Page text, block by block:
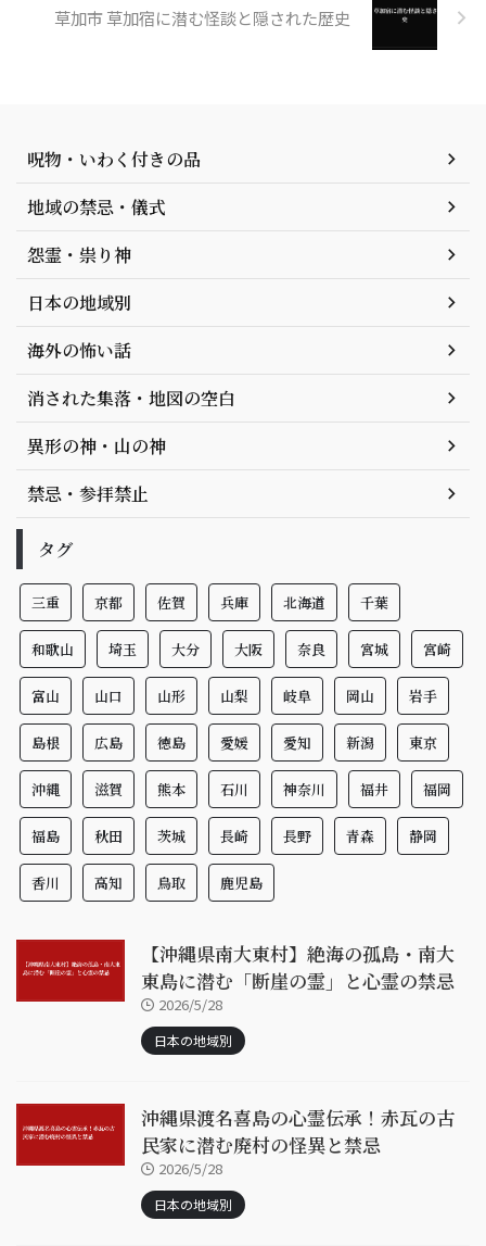
草加市 草加宿に潜む怪談と隠された歴史
呪物・いわく付きの品
地域の禁忌・儀式
怨霊・祟り神
日本の地域別
海外の怖い話
消された集落・地図の空白
異形の神・山の神
禁忌・参拝禁止
タグ
三重 京都 佐賀 兵庫 北海道 千葉
和歌山 埼玉 大分 大阪 奈良 宮城 宮崎
富山 山口 山形 山梨 岐阜 岡山 岩手
島根 広島 徳島 愛媛 愛知 新潟 東京
沖縄 滋賀 熊本 石川 神奈川 福井 福岡
福島 秋田 茨城 長崎 長野 青森 静岡
香川 高知 鳥取 鹿児島
【沖縄県南大東村】絶海の孤島・南大
東島に潜む「断崖の霊」と心霊の禁忌
2026/5/28
日本の地域別
沖縄県渡名喜島の心霊伝承！赤瓦の古
民家に潜む廃村の怪異と禁忌
2026/5/28
日本の地域別